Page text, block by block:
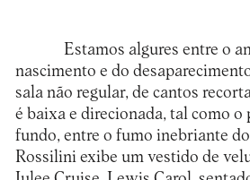
Estamos algures entre o
nascimento e do
sala não regular, de cantos
é baixa e direcionada, tal como o
fundo, entre o fumo inebriante
Rossilini exibe um vestido de